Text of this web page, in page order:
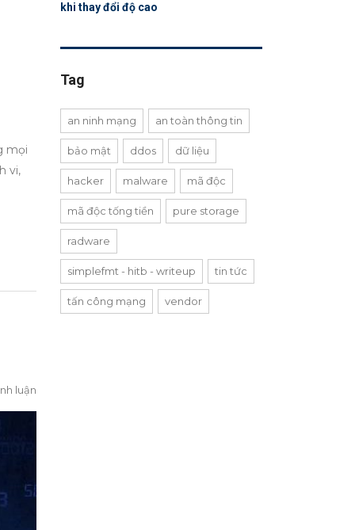
mọi
vi,
luận
khi thay đổi độ cao
Tag
an ninh mạng an toàn thông tin
bảo mật ddos dữ liệu
hacker malware mã độc
mã độc tống tiền pure storage
radware
simplefmt - hitb - writeup tin tức
tấn công mạng vendor